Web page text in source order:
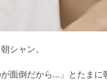
シャン。
が面倒だから…」とたま